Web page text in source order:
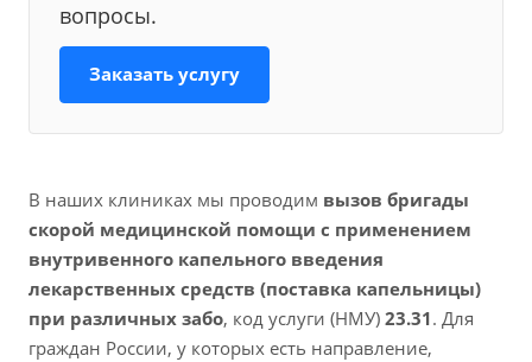
вопросы.
Заказать услугу
В наших клиниках мы проводим вызов бригады
скорой медицинской помощи с применением
внутривенного капельного введения
лекарственных средств (поставка капельницы)
при различных забо, код услуги (НМУ) 23.31. Для
граждан России, у которых есть направление,